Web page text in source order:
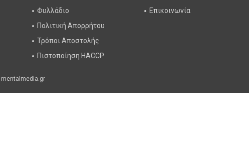
Φυλλάδιο
Πολιτική Απορρήτου
Τρόποι Αποστολής
Πιστοποίηση HACCP
Επικοινωνία
mentalmedia.gr